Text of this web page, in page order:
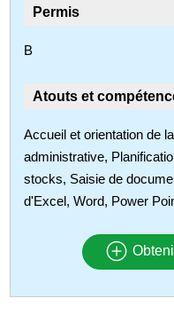
Permis
B
Atouts et
Accueil et orientation de
administrative,
stocks, Saisie de
d'Excel, Word, Power